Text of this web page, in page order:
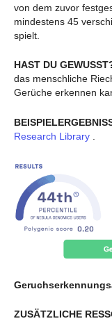
von dem zuvor
mindestens 45
spielt.
HAST DU
das menschliche
Gerüche erkennen
Research Library
ZUSÄTZLICHE